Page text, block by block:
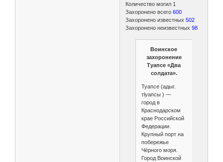
Количество могил 1
Захоронено всего600
Захоронено известных502
Захоронено неизвестных98
Воинское
захоронение
Туапсе «Два
солдата».
Туапсе (адыг.
тӏуапсы ) —
город в
Краснодарском
крае Российской
Федерации.
Крупный порт на
побережье
Чёрного моря.
Город Воинской